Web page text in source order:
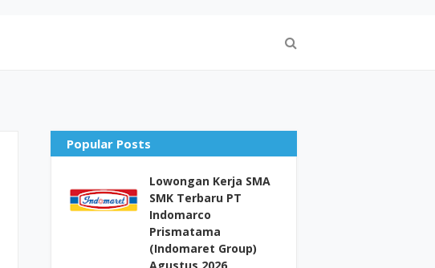
Popular Posts
Lowongan Kerja SMA
SMK Terbaru PT
Indomarco
Prismatama
(Indomaret Group)